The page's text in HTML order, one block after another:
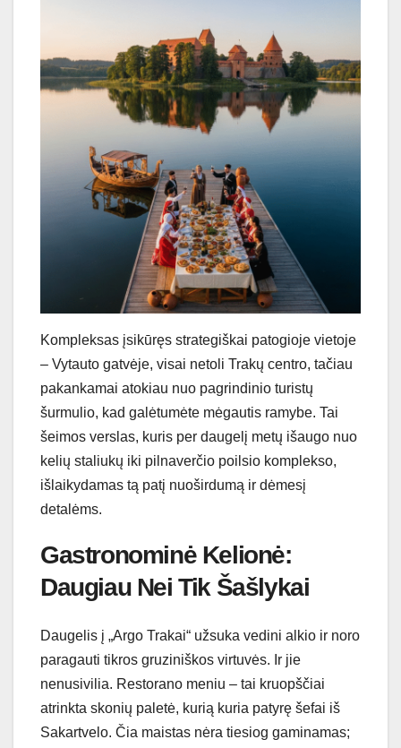
Kompleksas įsikūręs strategiškai patogioje vietoje
– Vytauto gatvėje, visai netoli Trakų centro, tačiau
pakankamai atokiau nuo pagrindinio turistų
šurmulio, kad galėtumėte mėgautis ramybe. Tai
šeimos verslas, kuris per daugelį metų išaugo nuo
kelių staliukų iki pilnaverčio poilsio komplekso,
išlaikydamas tą patį nuoširdumą ir dėmesį
detalėms.
Gastronominė Kelionė:
Daugiau Nei Tik Šašlykai
Daugelis į „Argo Trakai“ užsuka vedini alkio ir noro
paragauti tikros gruziniškos virtuvės. Ir jie
nenusivilia. Restorano meniu – tai kruopščiai
atrinkta skonių paletė, kurią kuria patyrę šefai iš
Sakartvelo. Čia maistas nėra tiesiog gaminamas;